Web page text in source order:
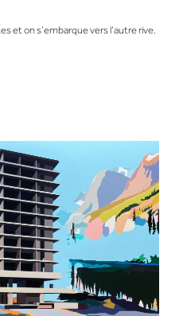
et on s’embarque vers l’autre rive.